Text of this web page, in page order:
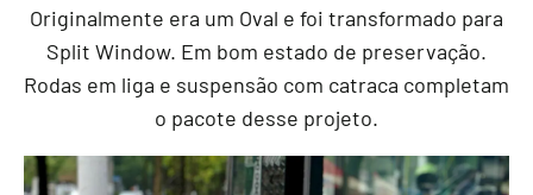
Originalmente era um Oval e foi transformado para
Split Window. Em bom estado de preservação.
Rodas em liga e suspensão com catraca completam
o pacote desse projeto.